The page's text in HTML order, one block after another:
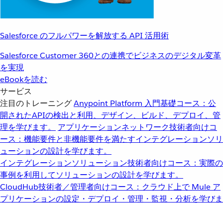
Salesforce のフルパワーを解放する API 活用術
Salesforce Customer 360との連携でビジネスのデジタル変革
を実現
eBookを読む
サービス
注目のトレーニングAnypoint Platform 入門基礎コース：公
開されたAPIの検出と利用、デザイン、ビルド、デプロイ、管
理を学びます。
アプリケーションネットワーク技術者向けコ
ース：機能要件と非機能要件を満たすインテグレーションソリ
ューションの設計を学びます。
インテグレーションソリューション技術者向けコース：実際の
事例を利用してソリューションの設計を学びます。
CloudHub技術者／管理者向けコース：クラウド上で Mule ア
プリケーションの設定・デプロイ・管理・監視・分析を学びま